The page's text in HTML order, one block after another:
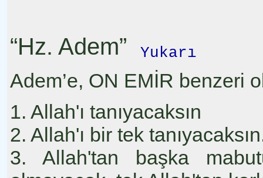
“Hz. Adem” Yukarı
Adem’e, ON EMİR benzeri
1. Allah'ı tanıyacaksın
2. Allah'ı bir tek
3. Allah'tan başka